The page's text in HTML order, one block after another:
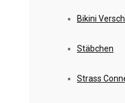
Bikini
Stäbchen
Strass